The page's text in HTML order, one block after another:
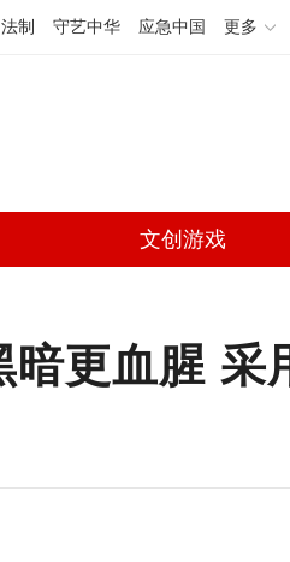
法制 守艺中华 应急中国 更多
文创游戏
暗更血腥